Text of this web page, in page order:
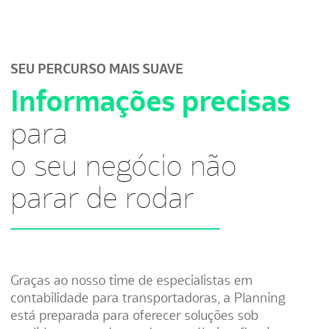
SEU PERCURSO MAIS SUAVE
Informações precisas
para
o seu negócio não
parar de rodar
Graças ao nosso time de especialistas em
contabilidade para transportadoras, a Planning
está preparada para oferecer soluções sob